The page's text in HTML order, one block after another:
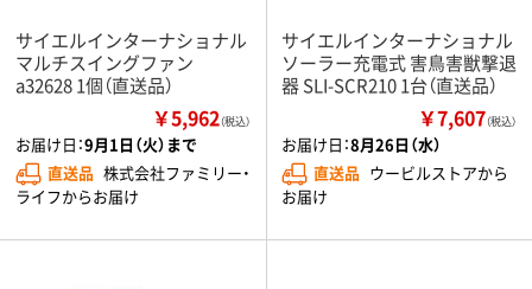
サイエルインターナショナル
マルチスイングファン
a32628 1個（直送品）
￥5,962（税込）
お届け日：9月1日（火）まで
直送品 株式会社ファミリー・
ライフからお届け
サイエルインターナショナル
ソーラー充電式 害鳥害獣撃退
器 SLI-SCR210 1台（直送品）
￥7,607（税込）
お届け日：8月26日（水）
直送品 ウービルストアから
お届け